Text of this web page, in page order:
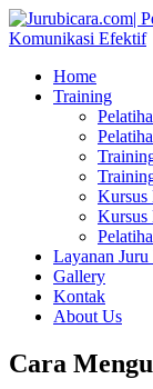
Home
Training
Kursus
Kursus
Layanan Juru
Gallery
Kontak
About Us
Cara